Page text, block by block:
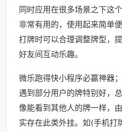
同时应用在很多场景之下这
非常有用的，使用起来简单
打牌时可以合理调整牌型，
好友间互动乐趣。
微乐跑得快小程序必赢神器
遇到部分用户的牌特别好，
像能看到其他人的牌一样，
实存在此类外挂。如(手机打